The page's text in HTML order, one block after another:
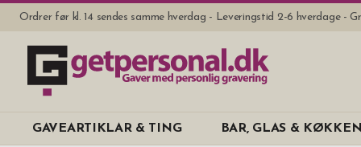
Ordrer før kl. 14 sendes samme hverdag - Leveringstid 2-6 hverdage -
GAVEARTIKLAR & TING BAR, GLAS &